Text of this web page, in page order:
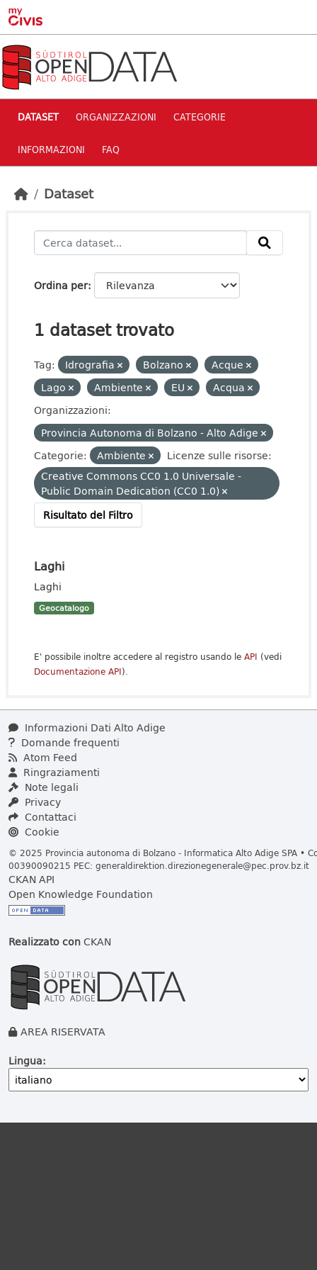
Skip to main content
DATASET ORGANIZZAZIONI CATEGORIE
INFORMAZIONI FAQ
Dataset
Ordina per
1 dataset trovato
Tag: Idrografia Bolzano
Acque
Lago
Ambiente EU
Acqua
Organizzazioni:
Provincia Autonoma di Bolzano - Alto Adige
Categorie:
Ambiente
Licenze sulle risorse:
Creative Commons CC0 1.0 Universale -
Public Domain Dedication (CC0 1.0)
Risultato del Filtro
Laghi
Laghi
Geocatalogo
E' possibile inoltre accedere al registro usando le API (vedi
Documentazione API).
Informazioni Dati Alto Adige
Domande frequenti
Atom Feed
Ringraziamenti
Note legali
Privacy
Contattaci
Cookie
© 2025 Provincia autonoma di Bolzano - Informatica Alto Adige SPA •
00390090215 PEC: generaldirektion.direzionegenerale@pec.prov.bz.it
CKAN API
Open Knowledge Foundation
Realizzato conCKAN
AREA RISERVATA
Lingua